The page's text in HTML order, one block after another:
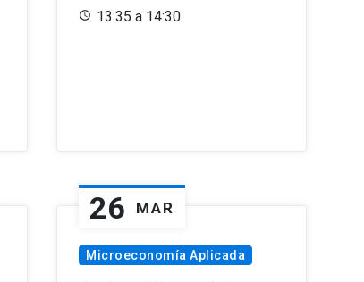
13:35 a 14:30
26 MAR
Microeconomía Aplicada